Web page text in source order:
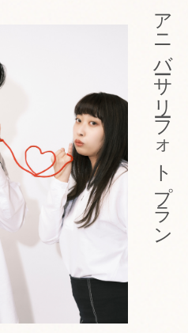
アニバーサリーフォトプラン